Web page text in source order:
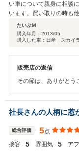
い車について親身に相談
います。買い取りの時も
ったのに、駄目元でこち
車に値段を付けていただ
メですよ！
たいぷＭ
購入年月： 2013/05
購入した車：日産 スカイ
販売店の返信
その節は、ありがとう
てかまいません。また
社長さんの人柄に惹
総合評価 5点
接客 : 5 雰囲気 : 5 ア